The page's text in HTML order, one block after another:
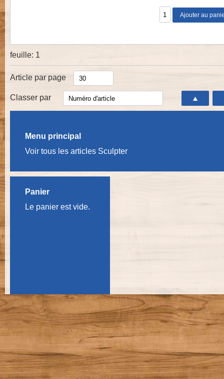
feuille: 1
Article par page
Classer par
Menu principal
Voir tous les articles Sculpter
Panier
Le panier est vide.